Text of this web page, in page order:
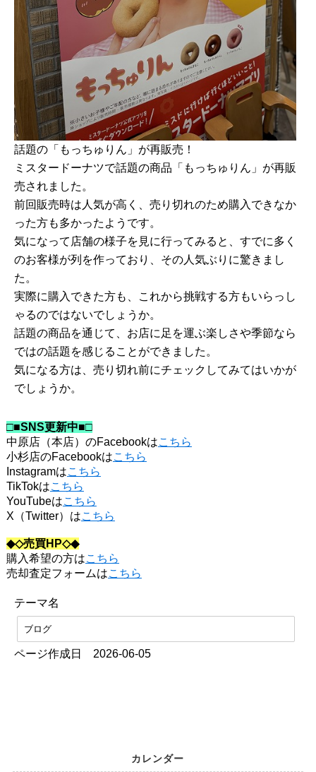
話題の「もっちゅりん」が再販売！
ミスタードーナツで話題の商品「もっちゅりん」が再販
売されました。
前回販売時は人気が高く、売り切れのため購入できなか
った方も多かったようです。
気になって店舗の様子を見に行ってみると、すでに多く
のお客様が列を作っており、その人気ぶりに驚きまし
た。
実際に購入できた方も、これから挑戦する方もいらっし
ゃるのではないでしょうか。
話題の商品を通じて、お店に足を運ぶ楽しさや季節なら
ではの話題を感じることができました。
気になる方は、売り切れ前にチェックしてみてはいかが
でしょうか。
□■SNS更新中■□
中原店（本店）のFacebookはこちら
小杉店のFacebookはこちら
Instagramはこちら
TikTokはこちら
YouTubeはこちら
X（Twitter）はこちら
◆◇売買HP◇◆
購入希望の方はこちら
売却査定フォームはこちら
テーマ名
ブログ
ページ作成日 2026-06-05
カレンダー